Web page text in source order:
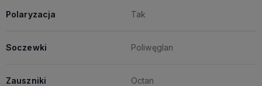
Polaryzacja Tak
Soczewki Poliwęglan
Zauszniki Octan